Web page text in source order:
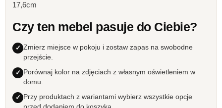
17,6cm
Czy ten mebel pasuje do Ciebie?
Zmierz miejsce w pokoju i zostaw zapas na swobodne
przejście.
Porównaj kolor na zdjęciach z własnym oświetleniem w
domu.
Przy produktach z wariantami wybierz wszystkie opcje
przed dodaniem do koszyka.